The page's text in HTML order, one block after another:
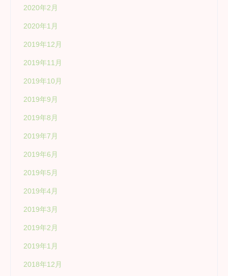
2020年2月
2020年1月
2019年12月
2019年11月
2019年10月
2019年9月
2019年8月
2019年7月
2019年6月
2019年5月
2019年4月
2019年3月
2019年2月
2019年1月
2018年12月